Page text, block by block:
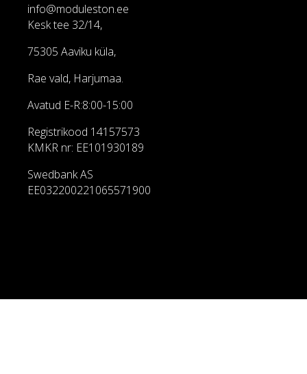
info@moduleston.ee
Kesk tee 32/14,
75305 Aaviku küla,
Rae vald, Harjumaa.
Avatud E-R:8:00-15:00
Registrikood 14157573
KMKR nr: EE101930189
Swedbank AS
EE032200221065571900